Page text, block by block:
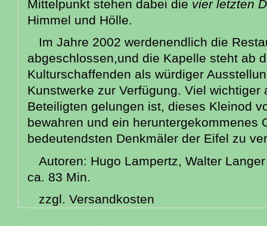
Mittelpunkt stehen dabei die vier letzten
Himmel und Hölle.
Im Jahre 2002 werdenendlich die
abgeschlossen,und die Kapelle steht ab
Kulturschaffenden als würdiger
Kunstwerke zur Verfügung. Viel
Beteiligten gelungen ist, dieses Kleinod
bewahren und ein heruntergekommenes
bedeutendsten Denkmäler der Eifel zu
Autoren: Hugo Lampertz, Walter
ca. 83 Min.
zzgl. Versandkosten